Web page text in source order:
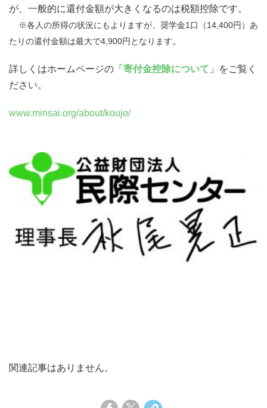
が、 一般的に還付金額が大きくなるのは税額控除です。
※各人の所得の状況にもよりますが、奨学金1口（14,400円）あ
たりの還付金額は最大で4,900円となります。
詳しくはホームページの 「寄付金控除について」
をご覧く
ださい。
www.minsai.org/about/koujo/
関連記事はありません。